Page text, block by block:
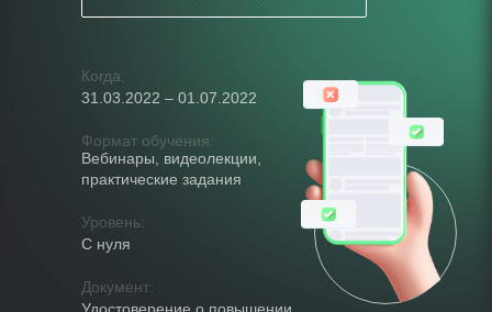
Когда:
Формат обучения:
31.03.2022 – 01.07.2022
Уровень:
Вебинары, видеолекции,
практические задания
С нуля
Документ:
Удостоверение о повышении